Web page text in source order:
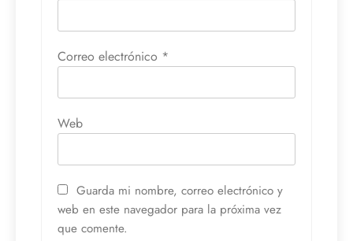
Correo electrónico *
Web
Guarda mi nombre, correo electrónico y
web en este navegador para la próxima vez
que comente.